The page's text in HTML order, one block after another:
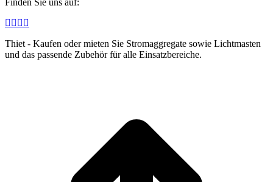
Finden Sie uns auf:
Facebook
opens
in
Linkedin
opens
in
Instagram
opens
in
page
opens
Thiet - Kaufen oder mieten Sie Stromaggregate sowie Lichtmasten
und das passende Zubehör für alle Einsatzbereiche.